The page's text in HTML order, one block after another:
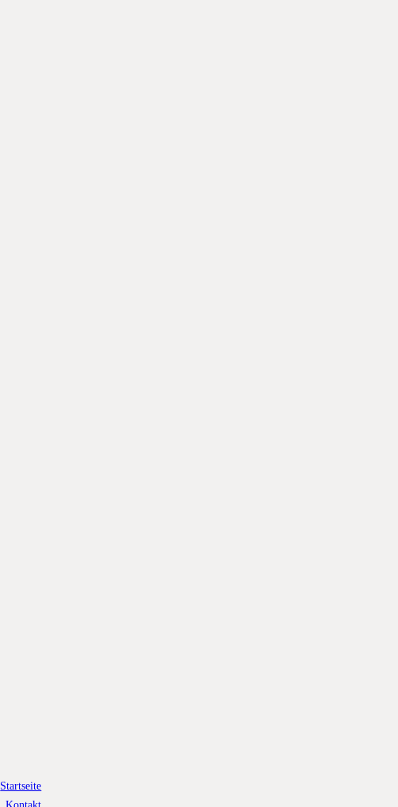
Startseite